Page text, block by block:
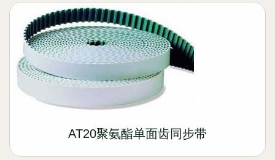
AT20聚氨酯单面齿同步带